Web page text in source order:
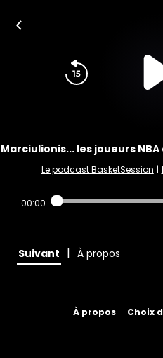
les joueurs
Le podcast BasketSession |
00:00
Suivant | À propos
À propos Choix